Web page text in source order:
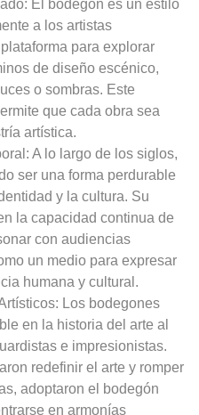
El bodegón es un estilo
a los artistas
para explorar
de diseño escénico,
o sombras. Este
que cada obra sea
artística.
A lo largo de los siglos,
ser una forma perdurable
y la cultura. Su
la capacidad continua de
con audiencias
un medio para expresar
humana y cultural.
Los bodegones
en la historia del arte al
e impresionistas.
redefinir el arte y romper
adoptaron el bodegón
en armonías